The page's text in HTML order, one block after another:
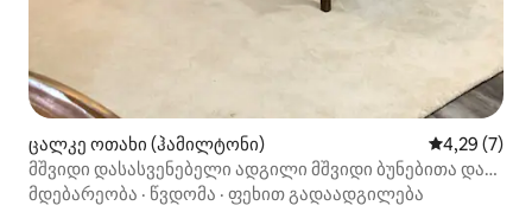
ცალკე ოთახი (ჰამილტონი) საშუალო
4,29 (7)
მშვიდი დასასვენებელი ადგილი მშვიდი ბუნებითა და
ფერმის ხედებით
მდებარეობა · წვდომა · ფეხით გადაადგილება